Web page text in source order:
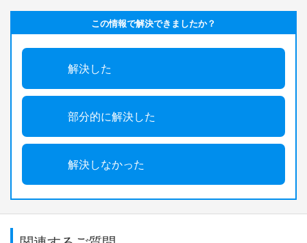
この情報で解決できましたか？
解決した
部分的に解決した
解決しなかった